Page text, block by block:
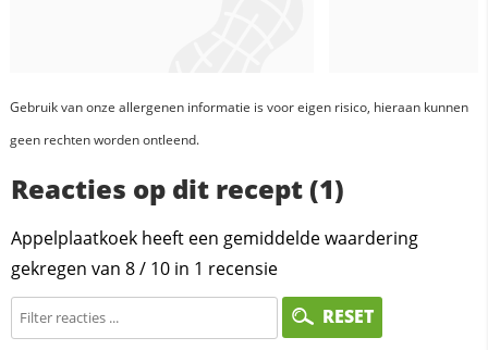
Gebruik van onze allergenen informatie is voor eigen risico, hieraan kunnen
geen rechten worden ontleend.
Reacties op dit recept (1)
Appelplaatkoek heeft een gemiddelde waardering
gekregen van 8/ 10 in 1 recensie
RESET